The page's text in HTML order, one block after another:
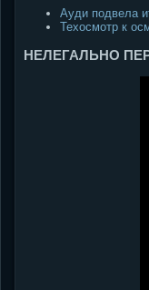
Ауди подвела
Техосмотр к
НЕЛЕГАЛЬНО